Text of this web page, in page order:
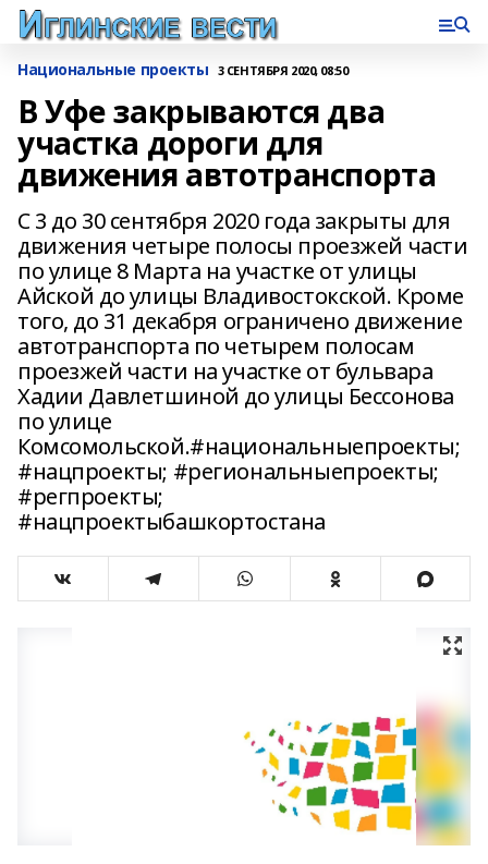
Национальные проекты 3 СЕНТЯБРЯ 2020, 08:50
В Уфе закрываются два
участка дороги для
движения автотранспорта
С 3 до 30 сентября 2020 года закрыты для
движения четыре полосы проезжей части
по улице 8 Марта на участке от улицы
Айской до улицы Владивостокской. Кроме
того, до 31 декабря ограничено движение
автотранспорта по четырем полосам
проезжей части на участке от бульвара
Хадии Давлетшиной до улицы Бессонова
по улице
Комсомольской.#национальныепроекты;
#нацпроекты; #региональныепроекты;
#регпроекты;
#нацпроектыбашкортостана